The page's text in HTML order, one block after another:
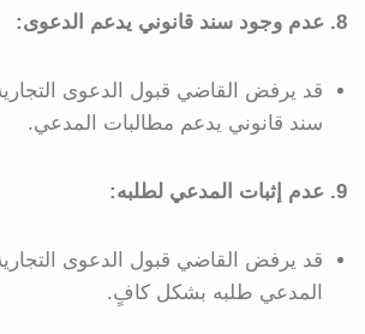
8. عدم وجود سند قانوني يدعم الدعوى:
قد يرفض القاضي قبول الدعوى
سند قانوني يدعم مطالبات المدعي.
9. عدم إثبات المدعي لطلبه:
قد يرفض القاضي قبول الدعوى
المدعي طلبه بشكل كافٍ.